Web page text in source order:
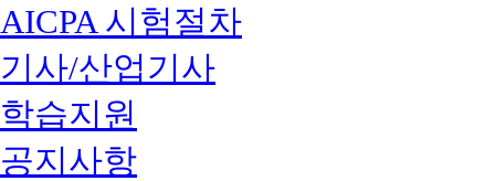
AICPA 시험절차
기사/산업기사
학습지원
공지사항